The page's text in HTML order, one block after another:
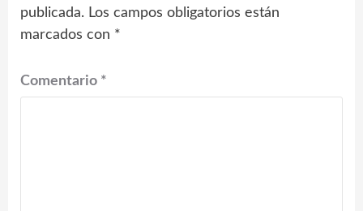
publicada. Los campos obligatorios están
marcados con *
Comentario *